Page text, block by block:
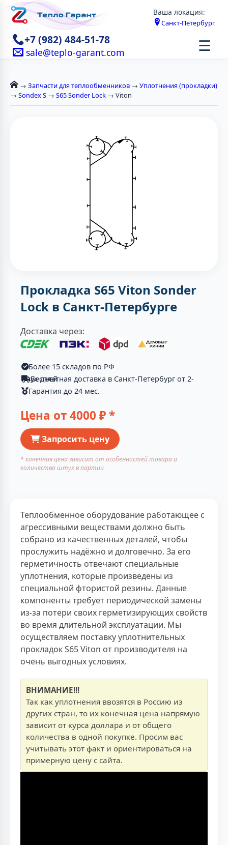
Ваша локация:
Санкт-Петербург
+7 (982) 484-51-78
sale@teplo-garant.com ☰
→ Запчасти для теплообменников → Уплотнения (прокладки)
→ Sondex S → S65 Sonder Lock → Viton
Прокладка S65 Viton Sonder
Lock в Санкт-Петербурге
Доставка через:
Более 15 складов по РФ
Бесплатная доставка в Санкт-Петербург от 2-ух дней
Гарантия до 24 мес.
Цена от4000 ₽ *
Запросить цену
* конечная цена зависит от особенностей товара и
количества штук в партии
Теплообменное оборудование работающее с
агрессивными веществами должно быть
собрано из качественных деталей, чтобы
прослужить надёжно и долговечно. За его
герметичность отвечают специальные
уплотнения, которые произведены из
специальной фтористой резины. Данные
компоненты требует периодической замены
из-за потери своих герметизирующих свойств
во время длительной эксплуатации. Мы
осуществляем поставку уплотнительных
прокладок S65 Viton от производителя на
очень выгодных условиях.
ВНИМАНИЕ!!!
Так как уплотнения ввозятся в Россию из
других стран, то их конечная цена напрямую
зависит от курса доллара и от общего
количества в одной покупке. Просим вас
учитывать этот факт и ориентироваться на
примерную цену с сайта.